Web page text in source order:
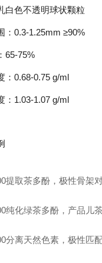
白色不透明球状颗粒
：0.3-1.25mm ≥90%
65-75%
：0.68-0.75 g/ml
：1.03-1.07 g/ml
提取茶多酚，极性骨架
纯化绿茶多酚，产品儿
分离天然色素，极性匹